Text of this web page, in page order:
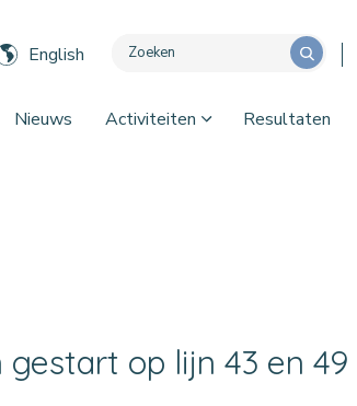
English
Nieuws Activiteiten Resultaten
op lijn 43 en 49